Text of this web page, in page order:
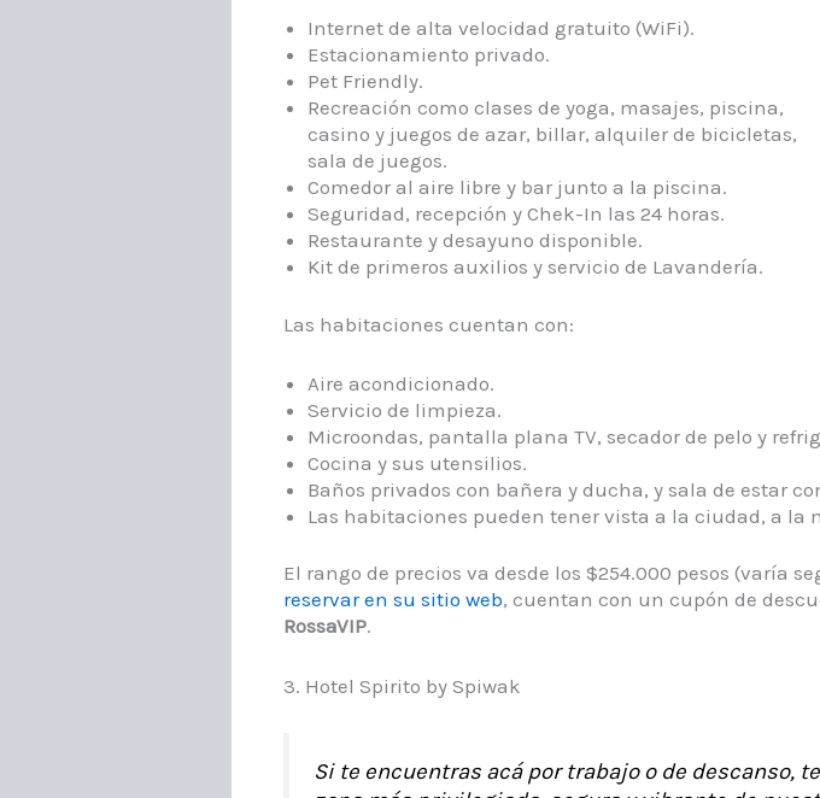
Internet de alta velocidad gratuito (WiFi).
Estacionamiento privado.
Pet Friendly.
Recreación como clases de yoga, masajes, piscina,
casino y juegos de azar, billar, alquiler de bicicletas,
sala de juegos.
Comedor al aire libre y bar junto a la piscina.
Seguridad, recepción y Chek-In las 24 horas.
Restaurante y desayuno disponible.
Kit de primeros auxilios y servicio de Lavandería.
Las habitaciones cuentan con:
Aire acondicionado.
Servicio de limpieza.
Microondas, pantalla plana TV, secador de pelo y
Cocina y sus utensilios.
Baños privados con bañera y ducha, y sala de estar
Las habitaciones pueden tener vista a la ciudad, a la
El rango de precios va desde los $254.000 pesos (varía
reservar en su sitio web, cuentan con un cupón de
RossaVIP.
3. Hotel Spirito by Spiwak
Si te encuentras acá por trabajo o de descanso,